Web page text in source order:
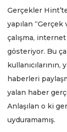
Gerçekler
yapılan “Gerçek
çalışma,
gösteriyor. Bu
haberleri
yalan haber
Anlaşılan o ki
uyduramamış.